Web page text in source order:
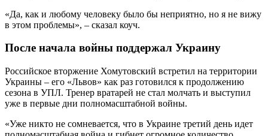
«Да, как и любому человеку было бы неприятно, но я не вижу
в этом проблемы», – сказал коуч.
После начала войны поддержал Украину
Российское вторжение Хомутовский встретил на территории
Украины – его «Львов» как раз готовился к продолжению
сезона в УПЛ. Тренер вратарей не стал молчать и выступил
уже в первые дни полномасштабной войны.
«Уже никто не сомневается, что в Украине третий день идет